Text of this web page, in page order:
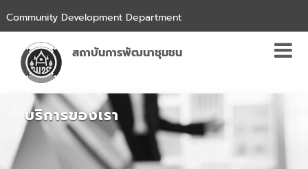
Community Development Department
สถาบันการพัฒนาชุมชน
บริการของเรา